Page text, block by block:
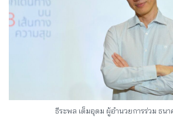
ธีระพล เต็มอุดม ผู้อำนวยการร่วม ธนา